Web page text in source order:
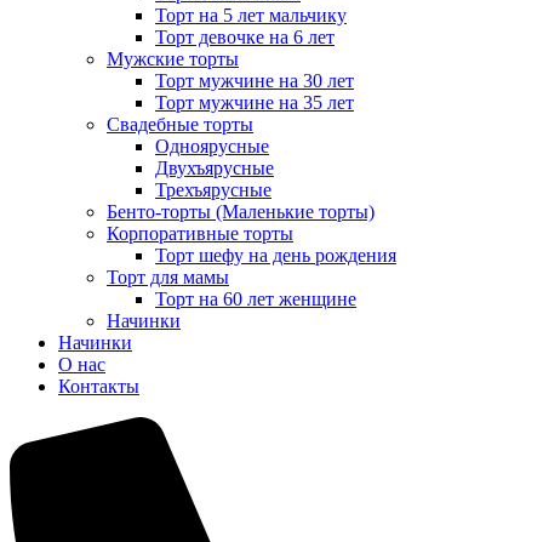
Торт на 5 лет мальчику
Торт девочке на 6 лет
Мужские торты
Торт мужчине на 30 лет
Торт мужчине на 35 лет
Свадебные торты
Одноярусные
Двухъярусные
Трехъярусные
Бенто-торты (Маленькие торты)
Корпоративные торты
Торт шефу на день рождения
Торт для мамы
Торт на 60 лет женщине
Начинки
Начинки
О нас
Контакты